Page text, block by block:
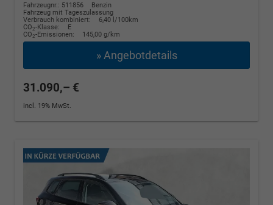
Fahrzeugnr.: 511856
Benzin
Fahrzeug mit Tageszulassung
Verbrauch kombiniert:
6,40 l/100km
CO2-Klasse:
E
CO2-Emissionen: 145,00 g/km
» Angebotdetails
31.090,– €
incl. 19% MwSt.